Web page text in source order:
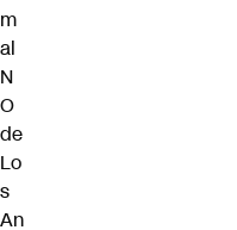
m
al
N
O
de
Lo
s
An